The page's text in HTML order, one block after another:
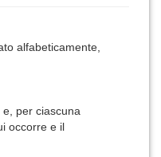
alfabeticamente,
per ciascuna
occorre e il